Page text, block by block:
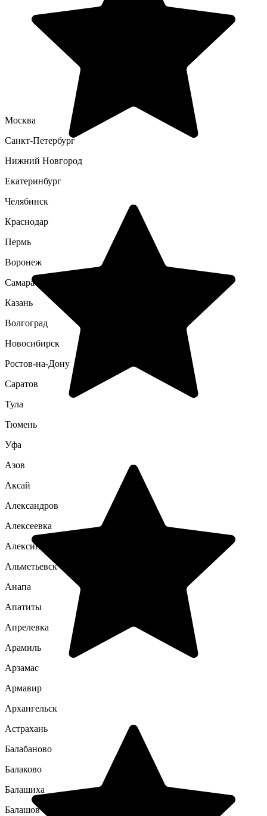
Москва
Санкт-Петербург
Нижний Новгород
Екатеринбург
Челябинск
Краснодар
Пермь
Воронеж
Самара
Казань
Волгоград
Новосибирск
Ростов-на-Дону
Саратов
Тула
Тюмень
Уфа
Азов
Аксай
Александров
Алексеевка
Алексин
Альметьевск
Анапа
Апатиты
Апрелевка
Арамиль
Арзамас
Армавир
Архангельск
Астрахань
Балабаново
Балаково
Балашиха
Балашов